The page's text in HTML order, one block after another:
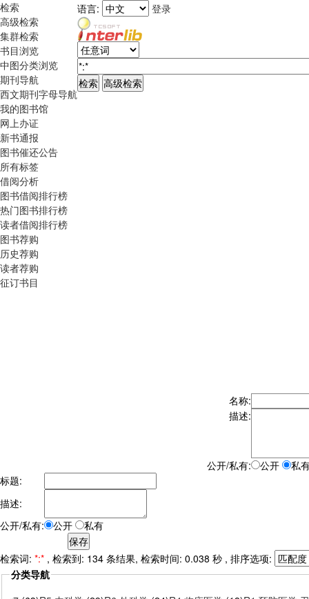
检索
高级检索
集群检索
书目浏览
中图分类浏览
期刊导航
西文期刊字母导航
我的图书馆
网上办证
新书通报
图书催还公告
所有标签
借阅分析
图书借阅排行榜
热门图书排行榜
读者借阅排行榜
图书荐购
历史荐购
读者荐购
征订书目
语言: 登录
名称:
描述:
公开/私有: 公开
私
标题:
描述:
公开/私有:
公开 私有
检索词: *:* , 检索到: 134 条结果, 检索时间: 0.038 秒 , 排序选项:
分类导航